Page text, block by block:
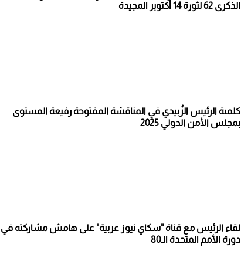
الذكرى 62 لثورة 14 أكتوبر المجيدة
كلمىة الرئيس الزُبيدي في المناقشة المفتوحة رفيعة المستوى
بمجلس الأمن الدولي 2025
لقاء الرئيس مع قناة "سكاي نيوز عربية" على هامش مشاركته في
دورة الأمم المتحدة الـ80